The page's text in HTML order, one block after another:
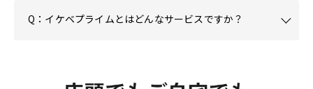
Q：イケベプライムとはどんなサービスですか？